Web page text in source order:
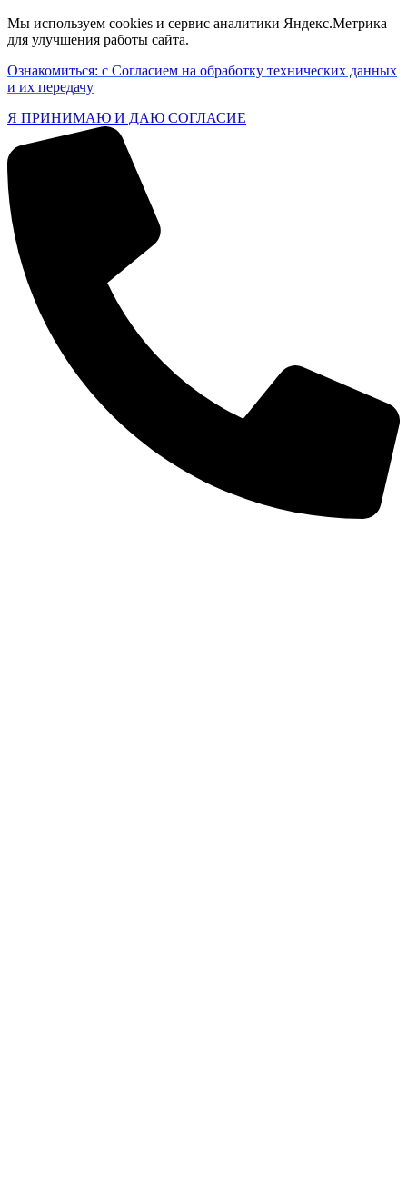
Мы используем cookies и сервис аналитики Яндекс.Метрика
для улучшения работы сайта.
Ознакомиться: с Согласием на обработку технических данных
и их передачу
Я ПРИНИМАЮ И ДАЮ СОГЛАСИЕ